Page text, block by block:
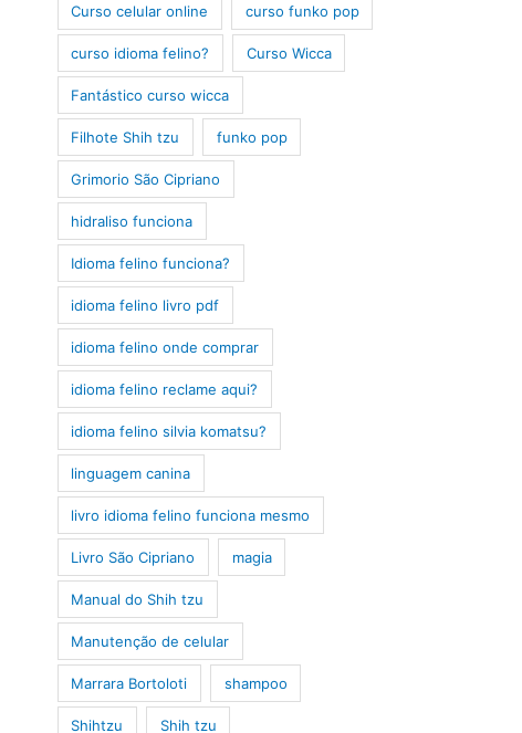
Curso celular online curso funko pop
curso idioma felino? Curso Wicca
Fantástico curso wicca
Filhote Shih tzu funko pop
Grimorio São Cipriano
hidraliso funciona
Idioma felino funciona?
idioma felino livro pdf
idioma felino onde comprar
idioma felino reclame aqui?
idioma felino silvia komatsu?
linguagem canina
livro idioma felino funciona mesmo
Livro São Cipriano magia
Manual do Shih tzu
Manutenção de celular
Marrara Bortoloti shampoo
Shihtzu Shih tzu